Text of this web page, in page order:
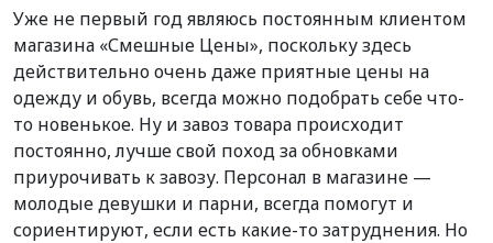
Уже не первый год являюсь постоянным клиентом
магазина «Смешные Цены», поскольку здесь
действительно очень даже приятные цены на
одежду и обувь, всегда можно подобрать себе что-
то новенькое. Ну и завоз товара происходит
постоянно, лучше свой поход за обновками
приурочивать к завозу. Персонал в магазине —
молодые девушки и парни, всегда помогут и
сориентируют, если есть какие-то затруднения. Но